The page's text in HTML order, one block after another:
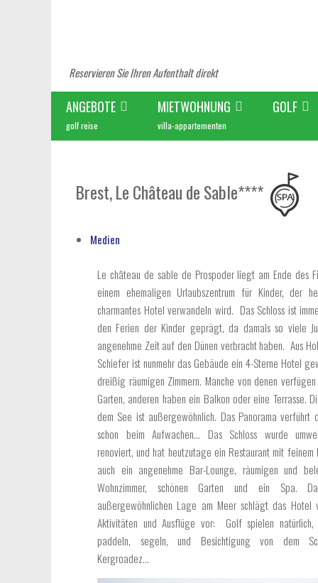
Reservieren Sie Ihren Aufenthalt direkt
ANGEBOTE
golf reise
MIETWOHNUNG
villa-appartementen
GOLF
Brest, Le Château de Sable****
Medien
Le château de sable de Prospoder liegt am Ende des
einem ehemaligen Urlaubszentrum für Kinder, der
charmantes Hotel verwandeln wird. Das Schloss ist
den Ferien der Kinder geprägt, da damals so viele
angenehme Zeit auf den Dünen verbracht haben. Aus
Schiefer ist nunmehr das Gebäude ein 4-Sterne Hotel
dreißig räumigen Zimmern. Manche von denen
Garten, anderen haben ein Balkon oder eine Terrasse.
dem See ist außergewöhnlich. Das Panorama verführt
schon beim Aufwachen… Das Schloss wurde
renoviert, und hat heutzutage ein Restaurant mit feinem
auch ein angenehme Bar-Lounge, räumigen und
Wohnzimmer, schönen Garten und ein Spa.
außergewöhnlichen Lage am Meer schlägt das Hotel
Aktivitäten und Ausflüge vor: Golf spielen natürlich,
paddeln, segeln, und Besichtigung von dem
Kergroadez…